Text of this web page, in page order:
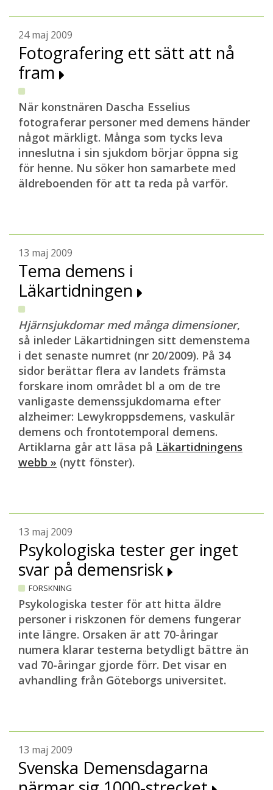
24 maj 2009
Fotografering ett sätt att nå
fram
När konstnären Dascha Esselius
fotograferar personer med demens händer
något märkligt. Många som tycks leva
inneslutna i sin sjukdom börjar öppna sig
för henne. Nu söker hon samarbete med
äldreboenden för att ta reda på varför.
13 maj 2009
Tema demens i
Läkartidningen
Hjärnsjukdomar med många dimensioner,
så inleder Läkartidningen sitt demenstema
i det senaste numret (nr 20/2009). På 34
sidor berättar flera av landets främsta
forskare inom området bl a om de tre
vanligaste demenssjukdomarna efter
alzheimer: Lewykroppsdemens, vaskulär
demens och frontotemporal demens.
Artiklarna går att läsa på Läkartidningens
webb » (nytt fönster).
13 maj 2009
Psykologiska tester ger inget
svar på demensrisk
FORSKNING
Psykologiska tester för att hitta äldre
personer i riskzonen för demens fungerar
inte längre. Orsaken är att 70-åringar
numera klarar testerna betydligt bättre än
vad 70-åringar gjorde förr. Det visar en
avhandling från Göteborgs universitet.
13 maj 2009
Svenska Demensdagarna